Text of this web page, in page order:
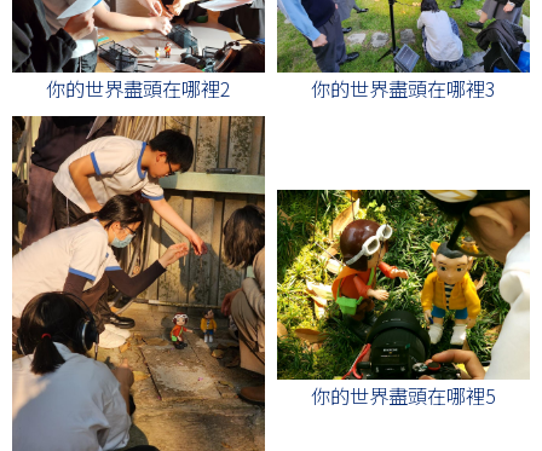
你的世界盡頭在哪裡2 你的世界盡頭在哪裡3
你的世界盡頭在哪裡5